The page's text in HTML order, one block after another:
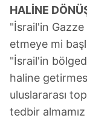
HALİNE
"İsrail'in
etmeye mi
"İsrail'in
haline
uluslararası
tedbir